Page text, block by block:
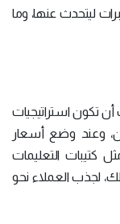
ليتحدث عنها، وما
تكون استراتيجيات
وعند وضع أسعار
كتيبات التعليمات
لجذب العملاء نحو